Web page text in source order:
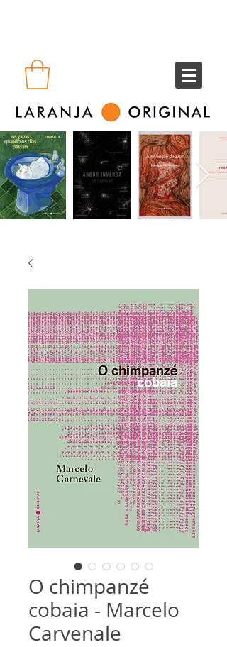
O chimpanzé
cobaia - Marcelo
Carvenale